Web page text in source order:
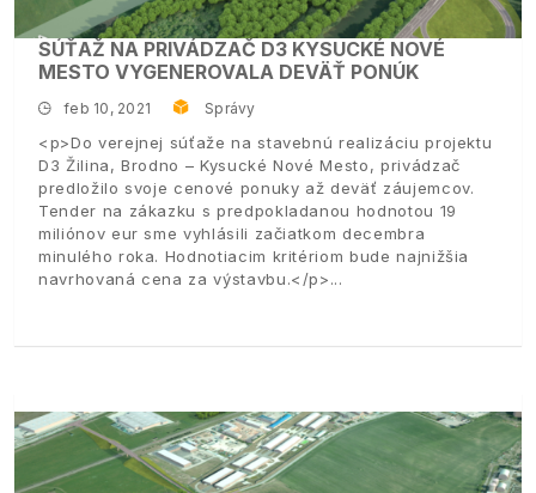
SÚŤAŽ NA PRIVÁDZAČ D3 KYSUCKÉ NOVÉ
MESTO VYGENEROVALA DEVÄŤ PONÚK
feb 10, 2021 Správy
<p>Do verejnej súťaže na stavebnú realizáciu projektu
D3 Žilina, Brodno – Kysucké Nové Mesto, privádzač
predložilo svoje cenové ponuky až deväť záujemcov.
Tender na zákazku s predpokladanou hodnotou 19
miliónov eur sme vyhlásili začiatkom decembra
minulého roka. Hodnotiacim kritériom bude najnižšia
navrhovaná cena za výstavbu.</p>